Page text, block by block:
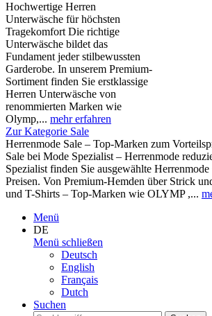
Hochwertige Herren
Unterwäsche für höchsten
Tragekomfort Die richtige
Unterwäsche bildet das
Fundament jeder stilbewussten
Garderobe. In unserem Premium-
Sortiment finden Sie erstklassige
Herren Unterwäsche von
renommierten Marken wie
Olymp,... mehr erfahren
Zur Kategorie Sale
Herrenmode Sale – Top-Marken zum
Sale bei Mode Spezialist – Herrenmode
Spezialist finden Sie ausgewählte
Preisen. Von Premium-Hemden über Strick
und T-Shirts – Top-Marken wie OLYMP ,...
Menü
DE
Menü schließen
Deutsch
English
Français
Dutch
Suchen